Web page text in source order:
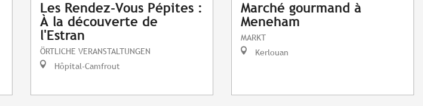
Les Rendez-Vous Pépites :
À la découverte de
l'Estran
ÖRTLICHE VERANSTALTUNGEN
Hôpital-Camfrout
Marché gourmand à
Meneham
MARKT
Kerlouan